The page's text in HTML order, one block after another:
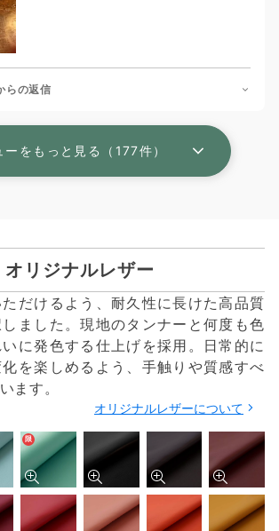
らの返信
ーをもっと見る（177件）
オリジナルレザー
だけるよう、耐久性に長けた高品質
ました。現地のタンナーと何度も色
に発色する仕上げを採用。日常的に
を楽しめるよう、手触りや質感すべ
ます。
オリジナルレザーについて
限